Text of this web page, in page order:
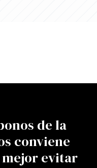
de la
conviene
mejor evitar